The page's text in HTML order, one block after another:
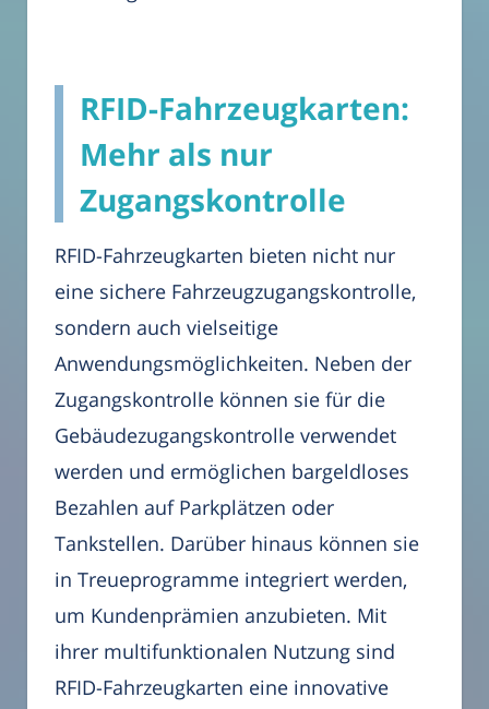
RFID-Fahrzeugkarten:
Mehr als nur
Zugangskontrolle
RFID-Fahrzeugkarten bieten nicht nur
eine sichere Fahrzeugzugangskontrolle,
sondern auch vielseitige
Anwendungsmöglichkeiten. Neben der
Zugangskontrolle können sie für die
Gebäudezugangskontrolle verwendet
werden und ermöglichen bargeldloses
Bezahlen auf Parkplätzen oder
Tankstellen. Darüber hinaus können sie
in Treueprogramme integriert werden,
um Kundenprämien anzubieten. Mit
ihrer multifunktionalen Nutzung sind
RFID-Fahrzeugkarten eine innovative